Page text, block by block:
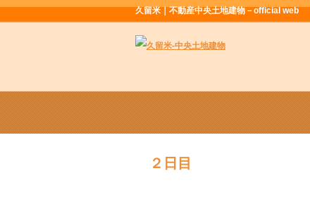
久留米｜不動産中央土地建物－official web
２日目